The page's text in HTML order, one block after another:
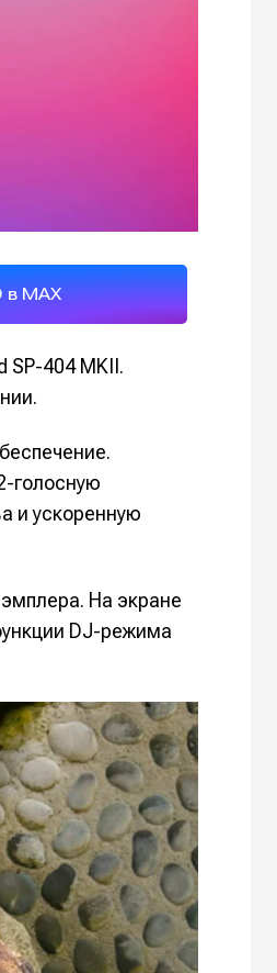
в MAX
SP-404 MKII.
голосную
и ускоренную
На экране
DJ-режима